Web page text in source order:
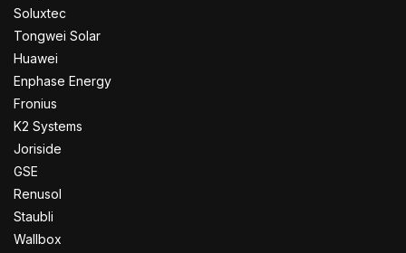
Soluxtec
Tongwei Solar
Huawei
Enphase Energy
Fronius
K2 Systems
Joriside
GSE
Renusol
Staubli
Wallbox